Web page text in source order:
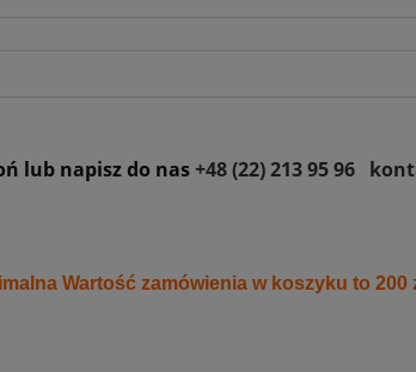
lub napisz do nas+48 (22) 213 95 96
Wartość zamówienia w koszyku to 200